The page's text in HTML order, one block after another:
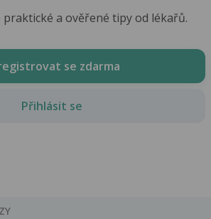
a ověřené tipy od lékařů.
se zdarma
Přihlásit se